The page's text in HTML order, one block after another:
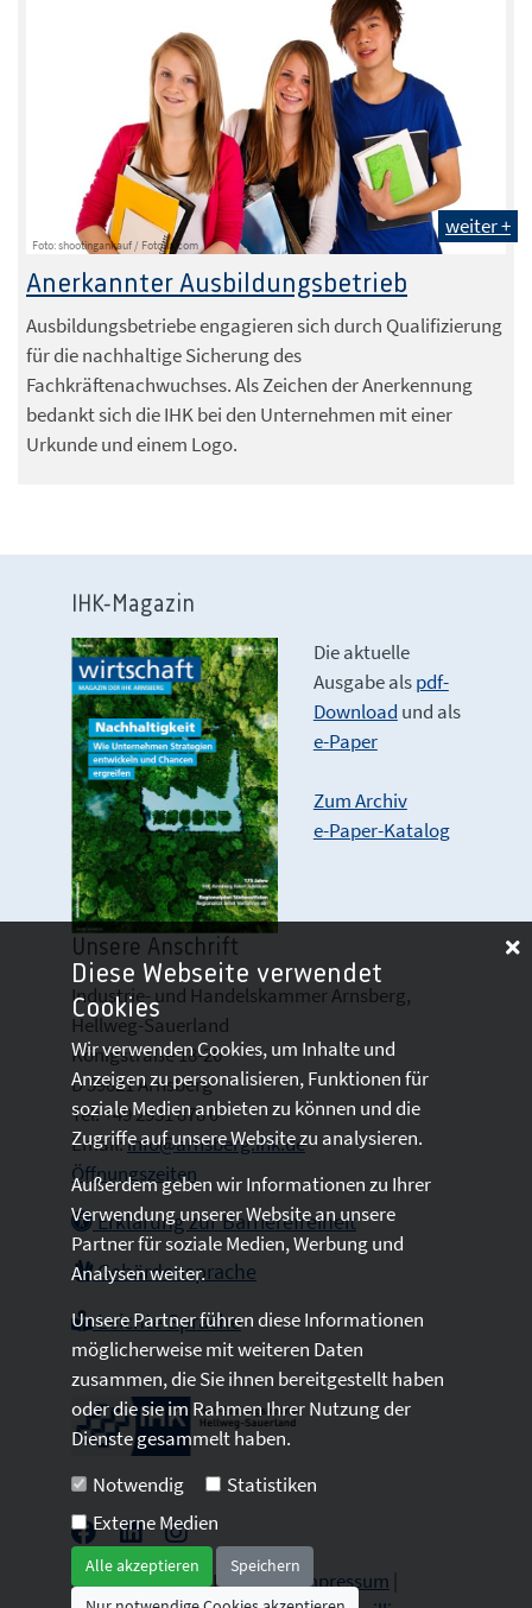
Foto: shootingankauf / Fotolia.com
weiter +
Anerkannter Ausbildungsbetrieb
Ausbildungsbetriebe engagieren sich durch Qualifizierung
für die nachhaltige Sicherung des
Fachkräftenachwuchses. Als Zeichen der Anerkennung
bedankt sich die IHK bei den Unternehmen mit einer
Urkunde und einem Logo.
IHK-Magazin
Die aktuelle
Ausgabe alspdf-
Download und als
e-Paper
Zum Archiv
e-Paper-Katalog
Unsere Anschrift
Industrie- und Handelskammer Arnsberg,
Hellweg-Sauerland
Königstraße 18-20
D 59821 Arnsberg
Tel: +49 2931 878 0
Email:info@arnsberg.ihk.de
Öffnungszeiten
Erklärung zur Barrierefreiheit
Gebärdensprache
Leichte Sprache
2026 © All Rights Reserved.Impressum
Diese Webseite verwendet
Cookies
Wir verwenden Cookies, um Inhalte und
Anzeigen zu personalisieren, Funktionen für
soziale Medien anbieten zu können und die
Zugriffe auf unsere Website zu analysieren.
Außerdem geben wir Informationen zu Ihrer
Verwendung unserer Website an unsere
Partner für soziale Medien, Werbung und
Analysen weiter.
Unsere Partner führen diese Informationen
möglicherweise mit weiteren Daten
zusammen, die Sie ihnen bereitgestellt haben
oder die sie im Rahmen Ihrer Nutzung der
Dienste gesammelt haben.
Notwendig
Statistiken
Externe Medien
Alle akzeptieren
Speichern